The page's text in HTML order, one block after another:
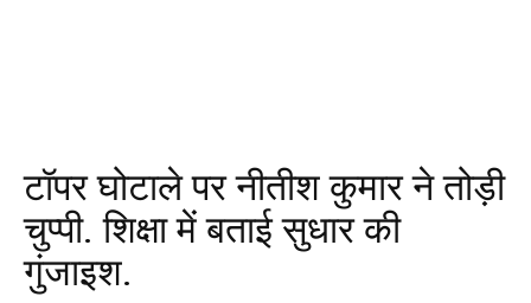
टॉपर घोटाले पर नीतीश कुमार ने तोड़ी
चुप्पी. शिक्षा में बताई सुधार की
गुंजाइश.